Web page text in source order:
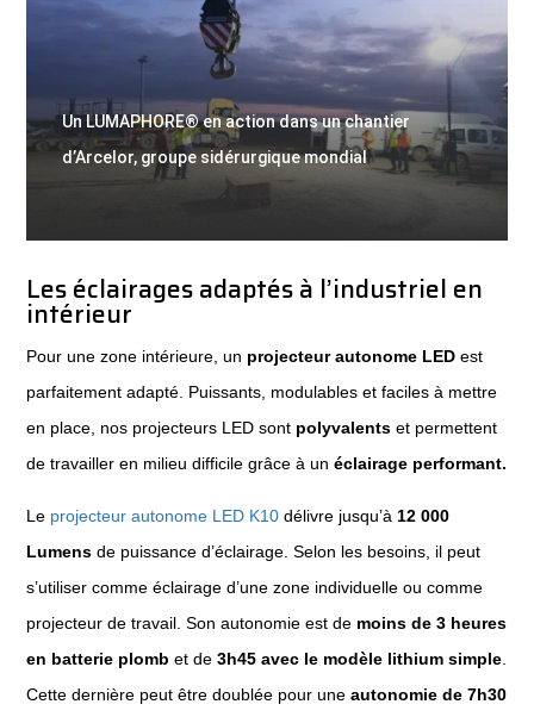
Un LUMAPHORE® en action dans un chantier
d’Arcelor, groupe sidérurgique mondial
Les éclairages adaptés à l’industriel en
intérieur
Pour une zone intérieure, un projecteur autonome LED est
parfaitement adapté. Puissants, modulables et faciles à mettre
en place, nos projecteurs LED sont polyvalents et permettent
de travailler en milieu difficile grâce à unéclairage performant.
Le projecteur autonome LED K10 délivre jusqu’à 12 000
Lumens de puissance d’éclairage. Selon les besoins, il peut
s’utiliser comme éclairage d’une zone individuelle ou comme
projecteur de travail. Son autonomie est de moins de 3 heures
en batterie plomb et de3h45 avec le modèle lithium simple
Cette dernière peut être doublée pour uneautonomie de 7h30